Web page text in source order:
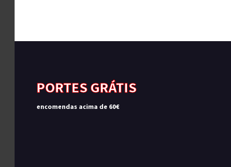
PORTES GRÁTIS
encomendas acima de 60€